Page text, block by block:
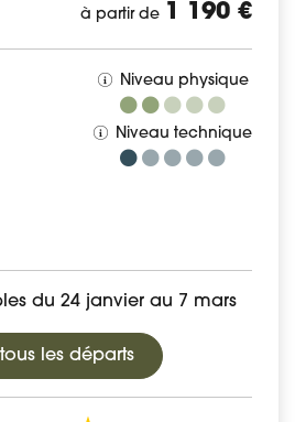
à partir de 1 190 €
Niveau physique
Niveau technique
du 24 janvier au 7 mars
les départs